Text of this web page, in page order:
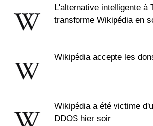
L'alternative intelligente à
transforme Wikipédia en
Wikipédia accepte les
Wikipédia a été victime
DDOS hier soir